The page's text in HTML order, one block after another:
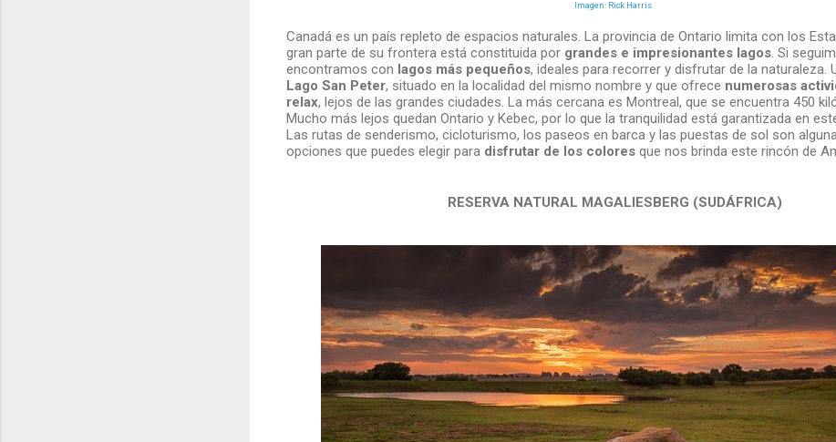
Imagen: Rick Harris
Canadá es un país repleto de espacios naturales. La provincia de Ontario limita con los
gran parte de su frontera está constituida por grandes e impresionantes lagos. Si
encontramos con lagos más pequeños, ideales para recorrer y disfrutar de la naturaleza.
Lago San Peter, situado en la localidad del mismo nombre y que ofrece numerosas
relax, lejos de las grandes ciudades. La más cercana es Montreal, que se encuentra 450
Mucho más lejos quedan Ontario y Kebec, por lo que la tranquilidad está garantizada en
Las rutas de senderismo, cicloturismo, los paseos en barca y las puestas de sol son
opciones que puedes elegir para disfrutar de los coloresque nos brinda este rincón de
RESERVA NATURAL MAGALIESBERG (SUDÁFRICA)